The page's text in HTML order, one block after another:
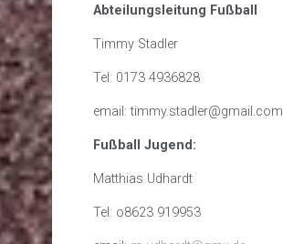
Abteilungsleitung Fußball
Timmy Stadler
Tel: 0173 4936828
email: timmy.stadler@gmail.com
Fußball Jugend:
Matthias Udhardt
Tel: o8623 919953